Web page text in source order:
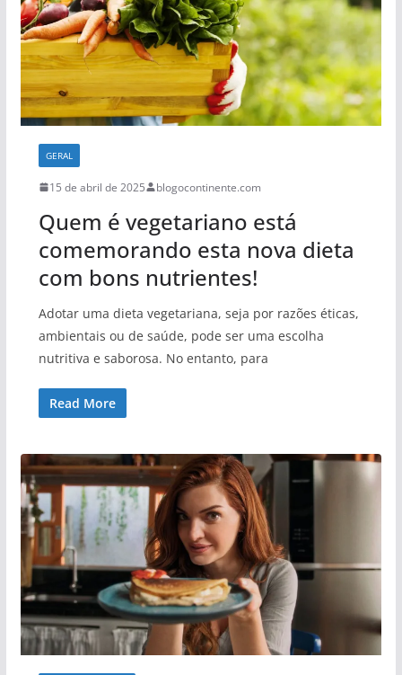
GERAL
15 de abril de 2025 blogocontinente.com
Quem é vegetariano está
comemorando esta nova dieta
com bons nutrientes!
Adotar uma dieta vegetariana, seja por razões éticas,
ambientais ou de saúde, pode ser uma escolha
nutritiva e saborosa. No entanto, para
Read More